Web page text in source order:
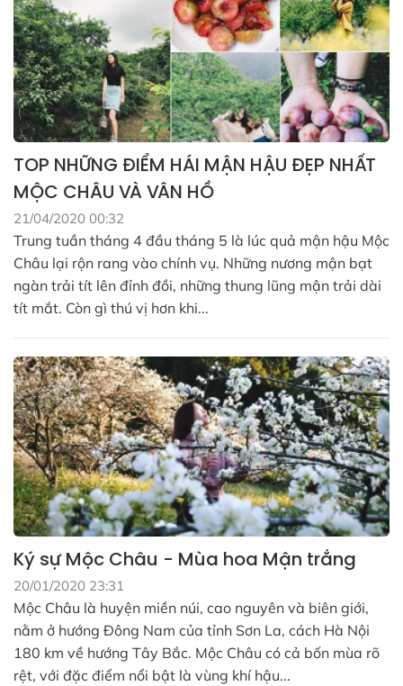
TOP NHỮNG ĐIỂM HÁI MẬN HẬU ĐẸP NHẤT
MỘC CHÂU VÀ VÂN HỒ
21/04/2020 00:32
Trung tuần tháng 4 đầu tháng 5 là lúc quả mận hậu Mộc
Châu lại rộn rang vào chính vụ. Những nương mận bạt
ngàn trải tít lên đỉnh đồi, những thung lũng mận trải dài
tít mắt. Còn gì thú vị hơn khi...
Ký sự Mộc Châu - Mùa hoa Mận trắng
20/01/2020 23:31
Mộc Châu là huyện miền núi, cao nguyên và biên giới,
nằm ở hướng Đông Nam của tỉnh Sơn La, cách Hà Nội
180 km về hướng Tây Bắc. Mộc Châu có cả bốn mùa rõ
rệt, với đặc điểm nổi bật là vùng khí hậu...